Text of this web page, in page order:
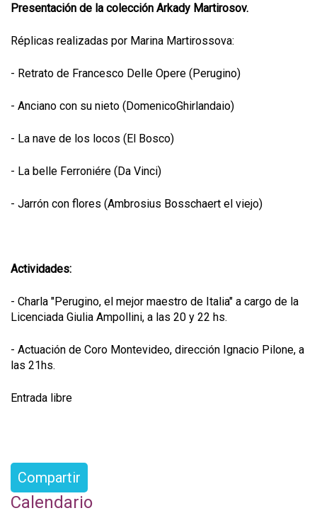
Presentación de la colección Arkady Martirosov.
Réplicas realizadas por Marina Martirossova:
- Retrato de Francesco Delle Opere (Perugino)
- Anciano con su nieto (DomenicoGhirlandaio)
- La nave de los locos (El Bosco)
- La belle Ferroniére (Da Vinci)
- Jarrón con flores (Ambrosius Bosschaert el viejo)
Actividades:
- Charla "Perugino, el mejor maestro de Italia" a cargo de la
Licenciada Giulia Ampollini, a las 20 y 22 hs.
- Actuación de Coro Montevideo, dirección Ignacio Pilone, a
las 21hs.
Entrada libre
Compartir
Calendario